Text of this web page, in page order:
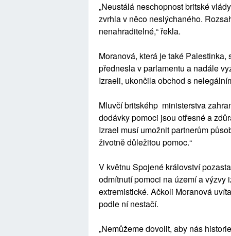
„Neustálá neschopnost britské
zvrhla v něco neslýchaného.
nenahraditelné,“ řekla.
Moranová, která je také
přednesla v parlamentu a nadále
Izraeli, ukončila obchod s
Mluvčí britskéhp ministerstva
dodávky pomoci jsou otřesné a
Izrael musí umožnit partnerům
životně důležitou pomoc.“
V květnu Spojené království
odmítnutí pomoci na území a výzvy
extremistické. Ačkoli Moranová
podle ní nestačí.
„Nemůžeme dovolit, aby nás